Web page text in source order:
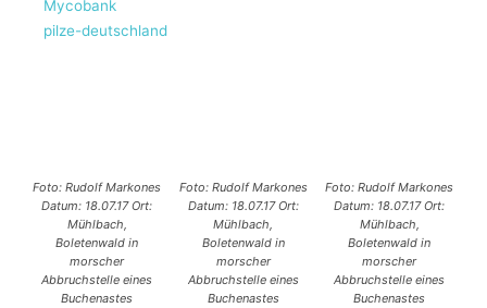
Mycobank
pilze-deutschland
Foto: Rudolf Markones
Datum: 18.07.17 Ort:
Mühlbach,
Boletenwald in
morscher
Abbruchstelle eines
Buchenastes
Foto: Rudolf Markones
Datum: 18.07.17 Ort:
Mühlbach,
Boletenwald in
morscher
Abbruchstelle eines
Buchenastes
Foto: Rudolf Markones
Datum: 18.07.17 Ort:
Mühlbach,
Boletenwald in
morscher
Abbruchstelle eines
Buchenastes